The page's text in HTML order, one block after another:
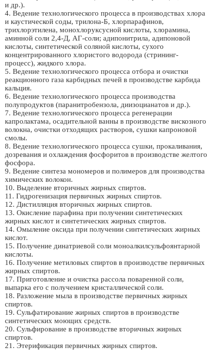
и др.).
4. Ведение технологического процесса в производствах хлора
и каустической соды, трилона-Б, хлорпарафинов,
трихлорэтилена, монохлоруксусной кислоты, хлорамина,
аминной соли 2,4-Д, АГ-соли; адипонитрила, адипоновой
кислоты, синтетической соляной кислоты, сухого
концентрированного хлористого водорода (стрининг-
процесс), жидкого хлора.
5. Ведение технологического процесса отбора и очистки
реакционного газа карбидных печей в производстве карбида
кальция.
6. Ведение технологического процесса производства
полупродуктов (паранитробензола, диизоцианатов и др.).
7. Ведение технологического процесса регенерации
капролактама, осадительной ванны в производстве вискозного
волокна, очистки отходящих растворов, сушки капроновой
смолы.
8. Ведение технологического процесса сушки, прокаливания,
дозревания и охлаждения фосфоритов в производстве желтого
фосфора.
9. Ведение синтеза мономеров и полимеров для производства
химических волокон.
10. Выделение вторичных жирных спиртов.
11. Гидрогенизация первичных жирных спиртов.
12. Дистилляция вторичных жирных спиртов.
13. Окисление парафина при получении синтетических
жирных кислот и синтетических жирных спиртов.
14. Омыление оксида при получении синтетических жирных
кислот.
15. Получение динатриевой соли моноалкилсульфоянтарной
кислоты.
16. Получение метиловых спиртов в производстве первичных
жирных спиртов.
17. Приготовление и очистка рассола поваренной соли,
выпарка его с получением кристаллической соли.
18. Разложение мыла в производстве первичных жирных
спиртов.
19. Сульфатирование жирных спиртов в производстве
синтетических моющих средств.
20. Сульфирование в производстве вторичных жирных
спиртов.
21. Этерификация первичных жирных спиртов.